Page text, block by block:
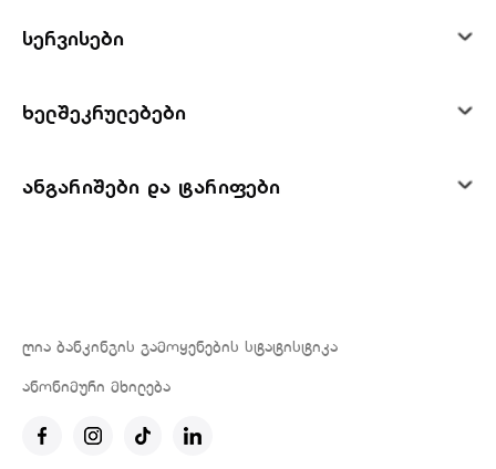
სერვისები
ხელშეკრულებები
ანგარიშები და ტარიფები
ღია ბანკინგის გამოყენების სტატისტიკა
ანონიმური მხილება